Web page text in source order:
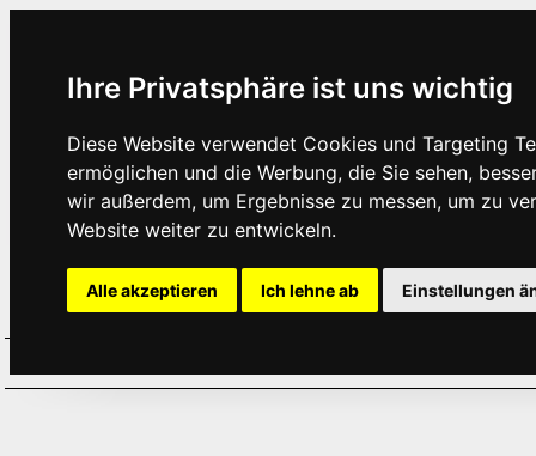
Ihre Privatsphäre ist uns wichtig
Diese Website verwendet Cookies und Targeting
ermöglichen und die Werbung, die Sie sehen,
wir außerdem, um Ergebnisse zu messen, um zu
Website weiter zu entwickeln.
Alle akzeptieren Ich lehne ab Einstellungen